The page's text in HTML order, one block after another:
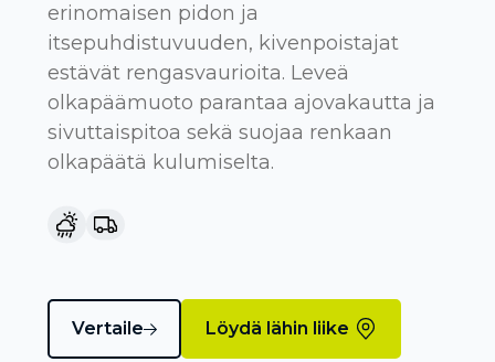
erinomaisen pidon ja
itsepuhdistuvuuden, kivenpoistajat
estävät rengasvaurioita. Leveä
olkapäämuoto parantaa ajovakautta ja
sivuttaispitoa sekä suojaa renkaan
olkapäätä kulumiselta.
Vertaile Löydä lähin liike